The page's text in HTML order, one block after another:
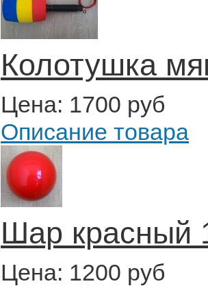
Колотушка
Цена: 1700 руб
Описание товара
Шар красный
Цена: 1200 руб